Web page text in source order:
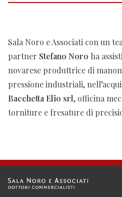
Sala Noro e Associati con un
partner Stefano Noro ha
novarese produttrice di
pressione industriali,
Bacchetta Elio srl, officina
torniture e fresature di